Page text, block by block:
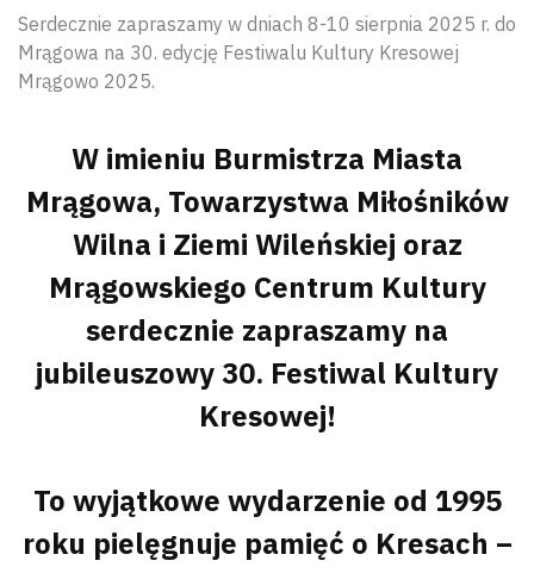
Serdecznie zapraszamy w dniach 8-10 sierpnia 2025 r. do
Mrągowa na 30. edycję Festiwalu Kultury Kresowej
Mrągowo 2025.
W imieniu Burmistrza Miasta
Mrągowa, Towarzystwa Miłośników
Wilna i Ziemi Wileńskiej oraz
Mrągowskiego Centrum Kultury
serdecznie zapraszamy na
jubileuszowy 30. Festiwal Kultury
Kresowej!
To wyjątkowe wydarzenie od 1995
roku pielęgnuje pamięć o Kresach –